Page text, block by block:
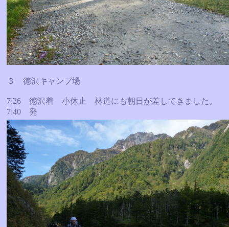
３ 徳沢キャンプ場
7:26 徳沢着 小休止 林道にも朝日が差してきました。
7:40 発